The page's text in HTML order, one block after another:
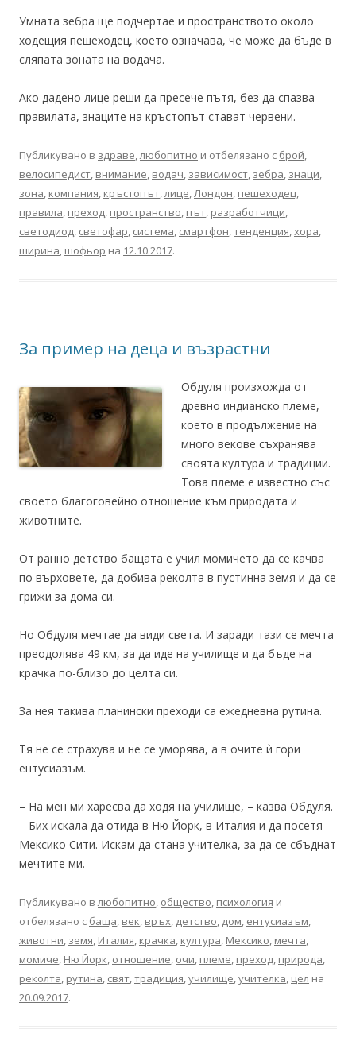
Умната зебра ще подчертае и пространството около
ходещия пешеходец, което означава, че може да бъде в
сляпата зоната на водача.
Ако дадено лице реши да пресече пътя, без да спазва
правилата, знаците на кръстопът стават червени.
Публикувано в здраве,любопитно и отбелязано с брой,
велосипедист, внимание, водач, зависимост, зебра, знаци,
зона, компания, кръстопът,лице,Лондон, пешеходец,
правила, преход, пространство, път, разработчици,
светодиод, светофар, система, смартфон,тенденция,хора,
ширина, шофьор на 12.10.2017.
За пример на деца и възрастни
Обдуля произхожда от
древно индианско племе,
което в продължение на
много векове съхранява
своята култура и традиции.
Това племе е известно със
своето благоговейно отношение към природата и
животните.
От ранно детство бащата е учил момичето да се качва
по върховете, да добива реколта в пустинна земя и да се
грижи за дома си.
Но Обдуля мечтае да види света. И заради тази се мечта
преодолява 49 км, за да иде на училище и да бъде на
крачка по-близо до целта си.
За нея такива планински преходи са ежедневна рутина.
Тя не се страхува и не се уморява, а в очите ѝ гори
ентусиазъм.
– На мен ми харесва да ходя на училище, – казва Обдуля.
– Бих искала да отида в Ню Йорк, в Италия и да посетя
Мексико Сити. Искам да стана учителка, за да се сбъднат
мечтите ми.
Публикувано влюбопитно, общество, психология и
отбелязано с баща, век, връх, детство, дом, ентусиазъм,
животни, земя, Италия, крачка, култура, Мексико, мечта,
момиче, Ню Йорк, отношение, очи, племе, преход, природа,
реколта, рутина, свят,традиция,училище,учителка, цел на
20.09.2017.